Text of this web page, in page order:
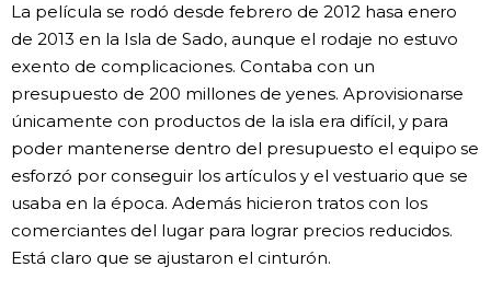
La película se rodó desde febrero de 2012 hasa enero
de 2013 en la Isla de Sado, aunque el rodaje no estuvo
exento de complicaciones. Contaba con un
presupuesto de 200 millones de yenes. Aprovisionarse
únicamente con productos de la isla era difícil, y para
poder mantenerse dentro del presupuesto el equipo se
esforzó por conseguir los artículos y el vestuario que se
usaba en la época. Además hicieron tratos con los
comerciantes del lugar para lograr precios reducidos.
Está claro que se ajustaron el cinturón.